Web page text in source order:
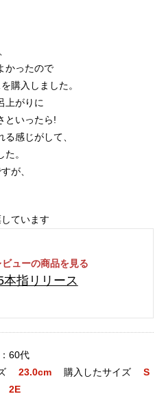
かったので
購入しました。
上がりに
といったら!
感じがして、
。
が、
ています
ビューの商品を見る
本指リリース
60代
23.0cm 購入したサイズ
S
2E